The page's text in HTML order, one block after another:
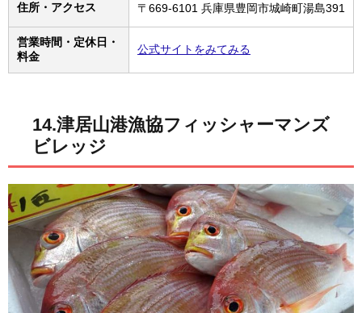
住所・アクセス 〒669-6101 兵庫県豊岡市城崎町湯島391
営業時間・定休日・
料金
公式サイトをみてみる
14.津居山港漁協フィッシャーマンズ
ビレッジ